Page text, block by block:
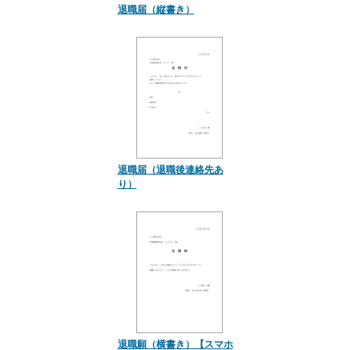
退職届（縦書き）
退職届（退職後連絡先あ
り）
退職願（横書き）【スマホ